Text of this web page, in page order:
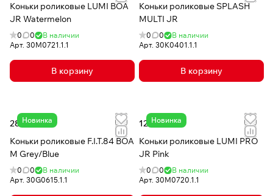
Коньки роликовые LUMI BOA
JR Watermelon
0 0
В наличии
Арт. 30M0721.1.1
В корзину
Коньки роликовые SPLASH
MULTI JR
0 0
В наличии
Арт. 30K0401.1.1
В корзину
Новинка
28 120 сом
Коньки роликовые F.I.T.84 BOA
M Grey/Blue
0 0
В наличии
Арт. 30G0615.1.1
Новинка
12 980 сом
Коньки роликовые LUMI PRO
JR Pink
0 0
В наличии
Арт. 30M0720.1.1